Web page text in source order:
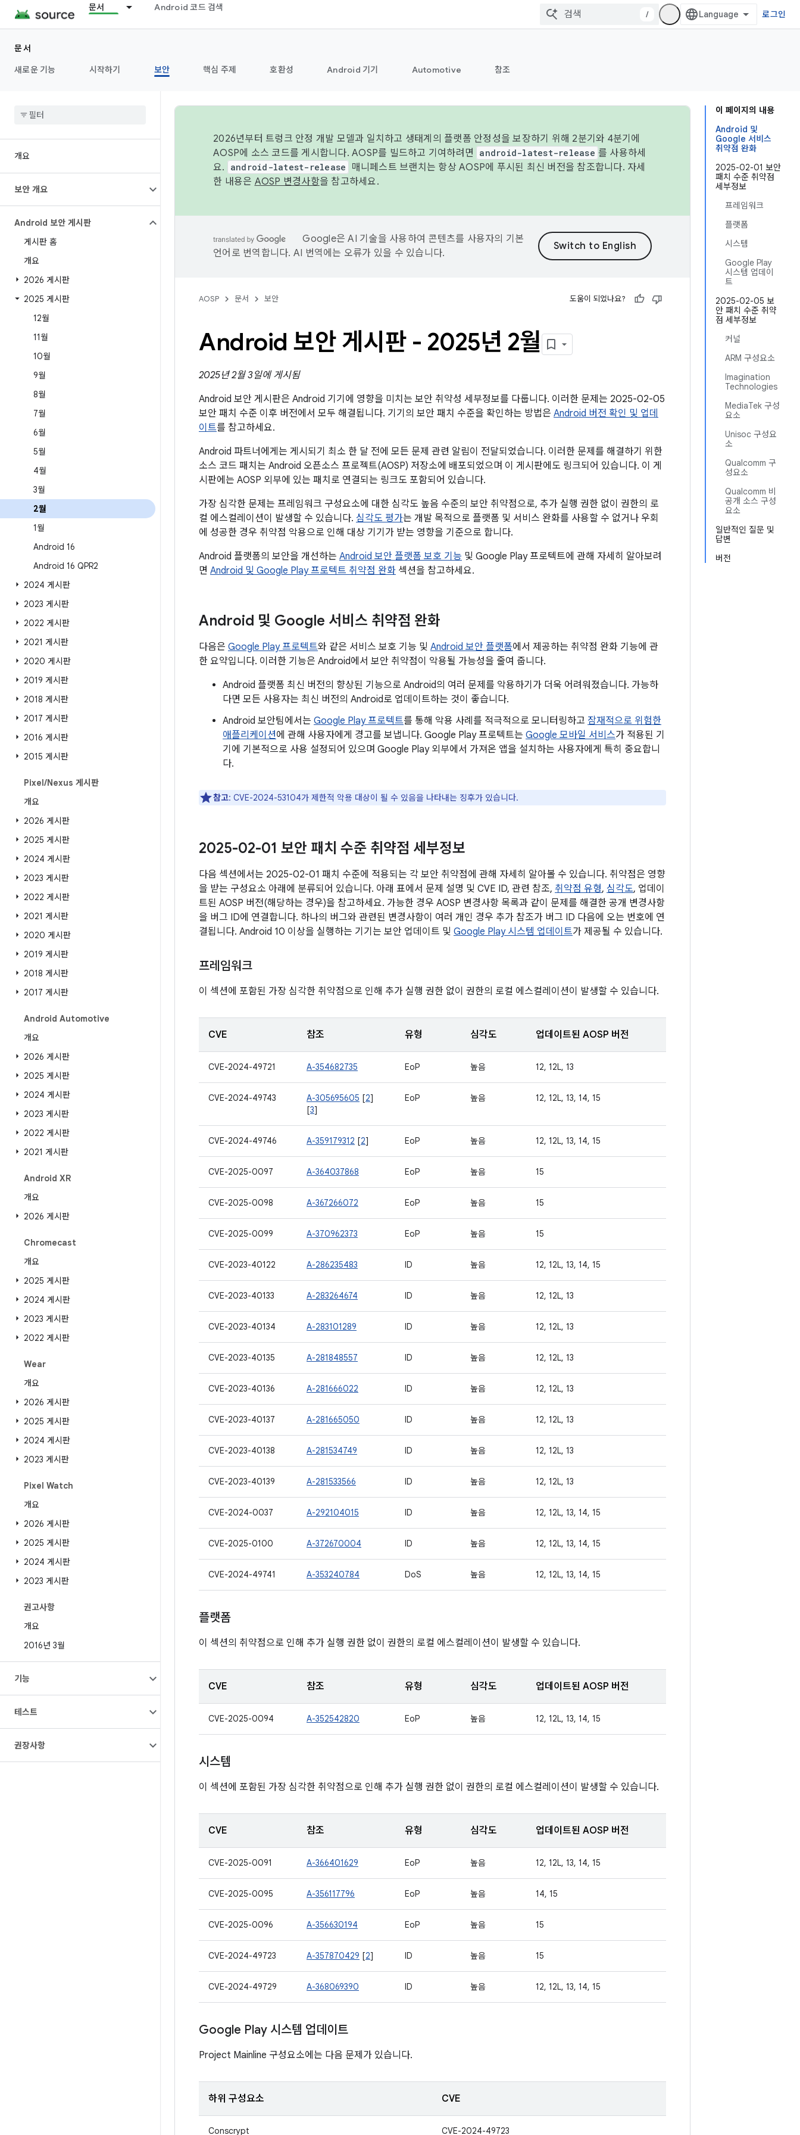
문서 Android 코드 검색
/ 로그인
문서
새로운 기능
시작하기 보안 핵심 주제 호환성 Android 기기 Automotive 참조
개요
보안 개요
Android 보안 게시판
게시판 홈
개요
2026 게시판
2025 게시판
12월
11월
10월
9월
8월
7월
6월
5월
4월
3월
2월
1월
Android 16
Android 16 QPR2
2024 게시판
2023 게시판
2022 게시판
2021 게시판
2020 게시판
2019 게시판
2018 게시판
2017 게시판
2016 게시판
2015 게시판
Pixel/Nexus 게시판
개요
2026 게시판
2025 게시판
2024 게시판
2023 게시판
2022 게시판
2021 게시판
2020 게시판
2019 게시판
2018 게시판
2017 게시판
Android Automotive
개요
2026 게시판
2025 게시판
2024 게시판
2023 게시판
2022 게시판
2021 게시판
Android XR
개요
2026 게시판
Chromecast
개요
2025 게시판
2024 게시판
2023 게시판
2022 게시판
Wear
개요
2026 게시판
2025 게시판
2024 게시판
2023 게시판
Pixel Watch
개요
2026 게시판
2025 게시판
2024 게시판
2023 게시판
권고사항
개요
2016년 3월
기능
테스트
권장사항
이 페이지의 내용
Android 및
Google 서비스
취약점 완화
2025-02-01 보안
패치 수준 취약점
세부정보
프레임워크
플랫폼
시스템
Google Play
시스템 업데이
트
2025-02-05 보
안 패치 수준 취약
점 세부정보
커널
ARM 구성요소
Imagination
Technologies
MediaTek 구성
요소
Unisoc 구성요
소
Qualcomm 구
성요소
Qualcomm 비
공개 소스 구성
요소
일반적인 질문 및
답변
버전
2026년부터 트렁크 안정 개발 모델과 일치하고 생태계의 플랫폼 안정성을 보장하기 위해 2분기와 4분기에
AOSP에 소스 코드를 게시합니다. AOSP를 빌드하고 기여하려면
android-latest-release 를 사용하세
요.
android-latest-release
매니페스트 브랜치는 항상 AOSP에 푸시된 최신 버전을 참조합니다. 자세
한 내용은 AOSP 변경사항을 참고하세요.
Google은 AI 기술을 사용하여 콘텐츠를 사용자의 기본
언어로 번역합니다. AI 번역에는 오류가 있을 수 있습니다.
AOSP 문서 보안 도움이 되었나요?
Android 보안 게시판 - 2025년 2월
2025년 2월 3일에 게시됨
Android 보안 게시판은 Android 기기에 영향을 미치는 보안 취약성 세부정보를 다룹니다. 이러한 문제는 2025-02-05
보안 패치 수준 이후 버전에서 모두 해결됩니다. 기기의 보안 패치 수준을 확인하는 방법은 Android 버전 확인 및 업데
이트를 참고하세요.
Android 파트너에게는 게시되기 최소 한 달 전에 모든 문제 관련 알림이 전달되었습니다. 이러한 문제를 해결하기 위한
소스 코드 패치는 Android 오픈소스 프로젝트(AOSP) 저장소에 배포되었으며 이 게시판에도 링크되어 있습니다. 이 게
시판에는 AOSP 외부에 있는 패치로 연결되는 링크도 포함되어 있습니다.
가장 심각한 문제는 프레임워크 구성요소에 대한 심각도 높음 수준의 보안 취약점으로, 추가 실행 권한 없이 권한의 로
컬 에스컬레이션이 발생할 수 있습니다. 심각도 평가는 개발 목적으로 플랫폼 및 서비스 완화를 사용할 수 없거나 우회
에 성공한 경우 취약점 악용으로 인해 대상 기기가 받는 영향을 기준으로 합니다.
Android 플랫폼의 보안을 개선하는 Android 보안 플랫폼 보호 기능 및 Google Play 프로텍트에 관해 자세히 알아보려
면 Android 및 Google Play 프로텍트 취약점 완화 섹션을 참고하세요.
Android 및 Google 서비스 취약점 완화
다음은 Google Play 프로텍트와 같은 서비스 보호 기능 및 Android 보안 플랫폼에서 제공하는 취약점 완화 기능에 관
한 요약입니다. 이러한 기능은 Android에서 보안 취약점이 악용될 가능성을 줄여 줍니다.
Android 플랫폼 최신 버전의 향상된 기능으로 Android의 여러 문제를 악용하기가 더욱 어려워졌습니다. 가능하
다면 모든 사용자는 최신 버전의 Android로 업데이트하는 것이 좋습니다.
Android 보안팀에서는 Google Play 프로텍트를 통해 악용 사례를 적극적으로 모니터링하고 잠재적으로 위험한
애플리케이션에 관해 사용자에게 경고를 보냅니다. Google Play 프로텍트는 Google 모바일 서비스가 적용된 기
기에 기본적으로 사용 설정되어 있으며 Google Play 외부에서 가져온 앱을 설치하는 사용자에게 특히 중요합니
다.
참고: CVE-2024-53104가 제한적 악용 대상이 될 수 있음을 나타내는 징후가 있습니다.
2025-02-01 보안 패치 수준 취약점 세부정보
다음 섹션에서는 2025-02-01 패치 수준에 적용되는 각 보안 취약점에 관해 자세히 알아볼 수 있습니다. 취약점은 영향
을 받는 구성요소 아래에 분류되어 있습니다. 아래 표에서 문제 설명 및 CVE ID, 관련 참조, 취약점 유형, 심각도, 업데이
트된 AOSP 버전(해당하는 경우)을 참고하세요. 가능한 경우 AOSP 변경사항 목록과 같이 문제를 해결한 공개 변경사항
을 버그 ID에 연결합니다. 하나의 버그와 관련된 변경사항이 여러 개인 경우 추가 참조가 버그 ID 다음에 오는 번호에 연
결됩니다. Android 10 이상을 실행하는 기기는 보안 업데이트 및 Google Play 시스템 업데이트가 제공될 수 있습니다.
프레임워크
이 섹션에 포함된 가장 심각한 취약점으로 인해 추가 실행 권한 없이 권한의 로컬 에스컬레이션이 발생할 수 있습니다.
CVE 참조 유형 심각도 업데이트된 AOSP 버전
CVE-2024-49721 A-354682735 EoP 높음 12, 12L, 13
CVE-2024-49743 A-305695605 [2]
[3]
EoP 높음 12, 12L, 13, 14, 15
CVE-2024-49746 A-359179312 [2] EoP 높음 12, 12L, 13, 14, 15
CVE-2025-0097 A-364037868 EoP 높음 15
CVE-2025-0098 A-367266072 EoP 높음 15
CVE-2025-0099 A-370962373 EoP 높음 15
CVE-2023-40122 A-286235483 ID 높음 12, 12L, 13, 14, 15
CVE-2023-40133 A-283264674 ID 높음 12, 12L, 13
CVE-2023-40134 A-283101289 ID 높음 12, 12L, 13
CVE-2023-40135 A-281848557 ID 높음 12, 12L, 13
CVE-2023-40136 A-281666022 ID 높음 12, 12L, 13
CVE-2023-40137 A-281665050 ID 높음 12, 12L, 13
CVE-2023-40138 A-281534749 ID 높음 12, 12L, 13
CVE-2023-40139 A-281533566 ID 높음 12, 12L, 13
CVE-2024-0037 A-292104015 ID 높음 12, 12L, 13, 14, 15
CVE-2025-0100 A-372670004 ID 높음 12, 12L, 13, 14, 15
CVE-2024-49741 A-353240784 DoS 높음 12, 12L, 13, 14, 15
플랫폼
이 섹션의 취약점으로 인해 추가 실행 권한 없이 권한의 로컬 에스컬레이션이 발생할 수 있습니다.
CVE 참조 유형 심각도 업데이트된 AOSP 버전
CVE-2025-0094 A-352542820 EoP 높음 12, 12L, 13, 14, 15
시스템
이 섹션에 포함된 가장 심각한 취약점으로 인해 추가 실행 권한 없이 권한의 로컬 에스컬레이션이 발생할 수 있습니다.
CVE 참조 유형 심각도 업데이트된 AOSP 버전
CVE-2025-0091 A-366401629 EoP 높음 12, 12L, 13, 14, 15
CVE-2025-0095 A-356117796 EoP 높음 14, 15
CVE-2025-0096 A-356630194 EoP 높음 15
CVE-2024-49723 A-357870429 [2] ID 높음 15
CVE-2024-49729 A-368069390 ID 높음 12, 12L, 13, 14, 15
Google Play 시스템 업데이트
Project Mainline 구성요소에는 다음 문제가 있습니다.
하위 구성요소 CVE
Conscrypt CVE-2024-49723